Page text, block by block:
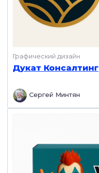
Графический дизайн
Дукат Консалтинг
Сергей Минтян